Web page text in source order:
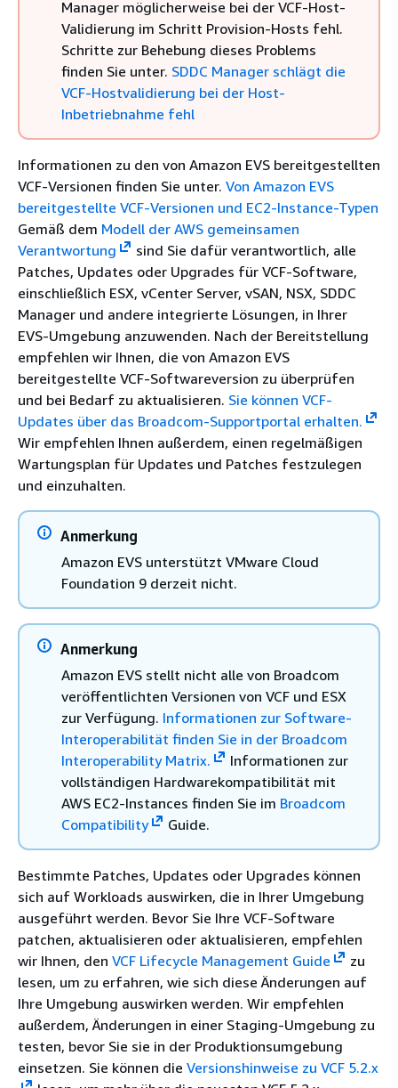
Manager möglicherweise bei der VCF-Host-
Validierung im Schritt Provision-Hosts fehl.
Schritte zur Behebung dieses Problems
finden Sie unter. SDDC Manager schlägt die
VCF-Hostvalidierung bei der Host-
Inbetriebnahme fehl
Informationen zu den von Amazon EVS bereitgestellten
VCF-Versionen finden Sie unter. Von Amazon EVS
bereitgestellte VCF-Versionen und EC2-Instance-Typen
Gemäß dem Modell der AWS gemeinsamen
Verantwortung
sind Sie dafür verantwortlich, alle
Patches, Updates oder Upgrades für VCF-Software,
einschließlich ESX, vCenter Server, vSAN, NSX, SDDC
Manager und andere integrierte Lösungen, in Ihrer
EVS-Umgebung anzuwenden. Nach der Bereitstellung
empfehlen wir Ihnen, die von Amazon EVS
bereitgestellte VCF-Softwareversion zu überprüfen
und bei Bedarf zu aktualisieren. Sie können VCF-
Updates über das Broadcom-Supportportal erhalten.
Wir empfehlen Ihnen außerdem, einen regelmäßigen
Wartungsplan für Updates und Patches festzulegen
und einzuhalten.
Anmerkung
Amazon EVS unterstützt VMware Cloud
Foundation 9 derzeit nicht.
Anmerkung
Amazon EVS stellt nicht alle von Broadcom
veröffentlichten Versionen von VCF und ESX
zur Verfügung. Informationen zur Software-
Interoperabilität finden Sie in der Broadcom
Interoperability Matrix.
Informationen zur
vollständigen Hardwarekompatibilität mit
AWS EC2-Instances finden Sie im Broadcom
Compatibility
Guide.
Bestimmte Patches, Updates oder Upgrades können
sich auf Workloads auswirken, die in Ihrer Umgebung
ausgeführt werden. Bevor Sie Ihre VCF-Software
patchen, aktualisieren oder aktualisieren, empfehlen
wir Ihnen, den VCF Lifecycle Management Guide
zu
lesen, um zu erfahren, wie sich diese Änderungen auf
Ihre Umgebung auswirken werden. Wir empfehlen
außerdem, Änderungen in einer Staging-Umgebung zu
testen, bevor Sie sie in der Produktionsumgebung
einsetzen. Sie können die Versionshinweise zu VCF 5.2.x